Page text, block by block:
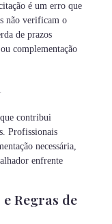
é um erro que
não verificam o
de prazos
complementação
contribui
Profissionais
necessária,
enfrente
Regras de